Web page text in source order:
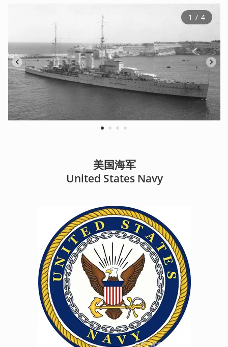
1 2 3 4
1 / 4
美国海军
United States Navy